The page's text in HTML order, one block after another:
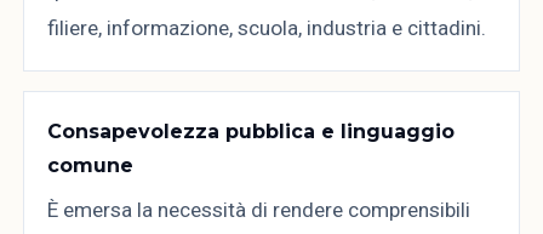
filiere, informazione, scuola, industria e cittadini.
Consapevolezza pubblica e linguaggio
comune
È emersa la necessità di rendere comprensibili